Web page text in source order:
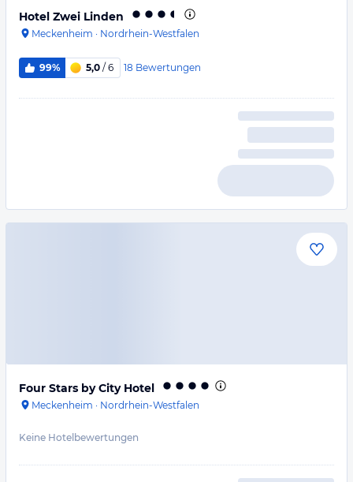
Hotel Zwei Linden
Meckenheim · Nordrhein-Westfalen
99% 5,0 / 6 18 Bewertungen
Four Stars by City Hotel
Meckenheim · Nordrhein-Westfalen
Keine Hotelbewertungen